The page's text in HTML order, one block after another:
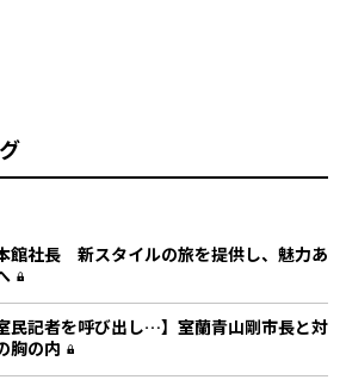
社長 新スタイルの旅を提供し、魅力あ
民記者を呼び出し…】室蘭青山剛市長と対
胸の内